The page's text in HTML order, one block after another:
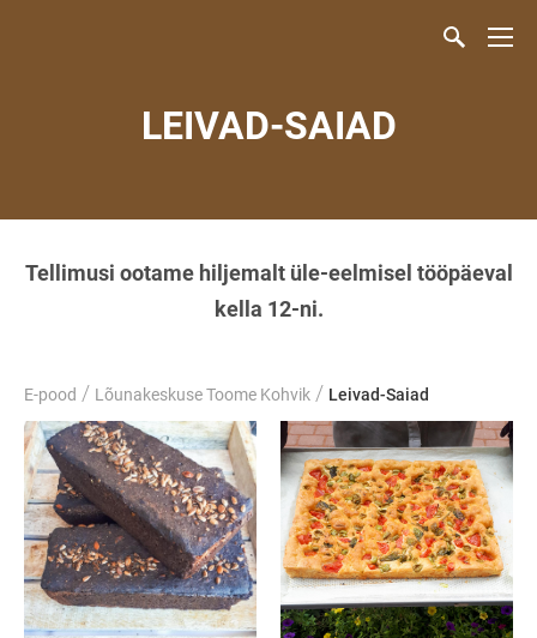
LEIVAD-SAIAD
Tellimusi ootame hiljemalt üle-eelmisel tööpäeval
kella 12-ni.
E-pood / Lõunakeskuse Toome Kohvik / Leivad-Saiad